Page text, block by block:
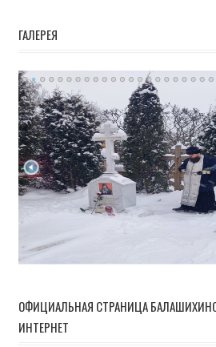
ГАЛЕРЕЯ
ОФИЦИАЛЬНАЯ СТРАНИЦА
ИНТЕРНЕТ